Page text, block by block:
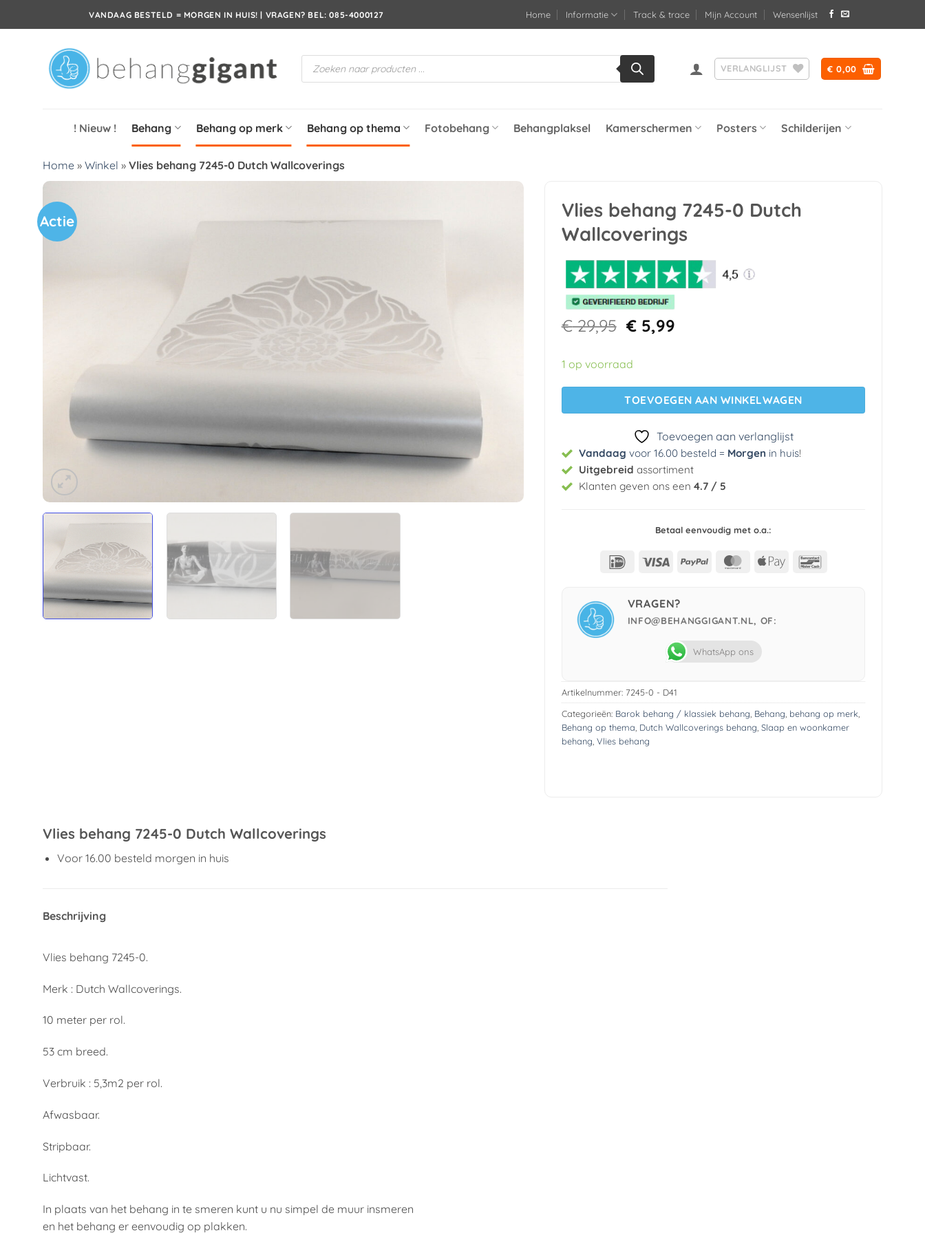
VANDAAG BESTELD = MORGEN IN HUIS! | VRAGEN? BEL: 085-4000127 Home Informatie Track & trace Mijn Account Wensenlijst
Producten
zoeken
VERLANGLIJST € 0,00
! Nieuw ! Behang Behang op merk Behang op thema Fotobehang Behangplaksel Kamerschermen Posters Schilderijen
Home » Winkel » Vlies behang 7245-0 Dutch Wallcoverings
Actie
Vlies behang 7245-0 Dutch
Wallcoverings
€29,95 Oorspronkelijke
prijs
was:
€ 29,95.
€5,99Huidige
1 op voorraad
TOEVOEGEN AAN WINKELWAGEN
Toevoegen aan verlanglijst
Vandaag voor 16.00 besteld = Morgen in huis!
Uitgebreid assortiment
Klanten geven ons een 4.7 / 5
Betaal eenvoudig met o.a.:
IDeal Visa PayPal MasterCard
Apple
VRAGEN?
INFO@BEHANGGIGANT.NL, OF:
WhatsApp ons
Artikelnummer: 7245-0 - D41
Categorieën: Barok behang / klassiek behang Behang behang op merk
Behang op thema Dutch Wallcoverings behang Slaap en woonkamer
behang Vlies behang
Vlies behang 7245-0 Dutch Wallcoverings
Voor 16.00 besteld morgen in huis
Beschrijving
Vlies behang 7245-0.
Merk : Dutch Wallcoverings.
10 meter per rol.
53 cm breed.
Verbruik : 5,3m2 per rol.
Afwasbaar.
Stripbaar.
Lichtvast.
In plaats van het behang in te smeren kunt u nu simpel de muur insmeren
en het behang er eenvoudig op plakken.